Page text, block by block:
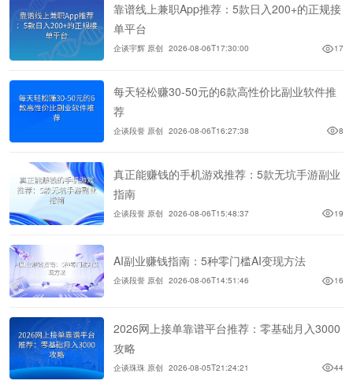
靠谱线上兼职App推荐：5款日入200+的正规接
单平台
企谈宇辉 原创 2026-08-06T17:30:00 17
每天轻松赚30-50元的6款高性价比副业软件推
荐
企谈段誉 原创 2026-08-06T16:27:38 8
真正能赚钱的手机游戏推荐：5款无坑手游副业
指南
企谈段誉 原创 2026-08-06T15:48:37 19
AI副业赚钱指南：5种零门槛AI变现方法
企谈段誉 原创 2026-08-06T14:51:46 16
2026网上接单靠谱平台推荐：零基础月入3000
攻略
企谈珠珠 原创 2026-08-05T21:24:21 44